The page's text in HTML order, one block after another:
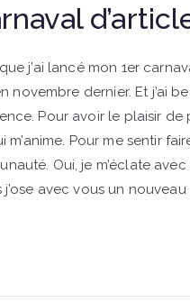
j’ai lancé mon 1er
novembre dernier. Et j’ai
Pour avoir le plaisir de
m’anime. Pour me sentir
Oui, je m’éclate avec
avec vous un